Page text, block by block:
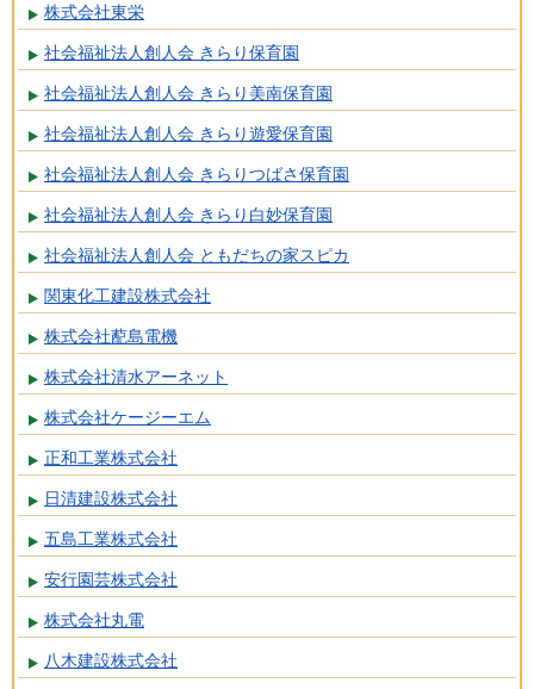
株式会社東栄
社会福祉法人創人会 きらり保育園
社会福祉法人創人会 きらり美南保育園
社会福祉法人創人会 きらり遊愛保育園
社会福祉法人創人会 きらりつばさ保育園
社会福祉法人創人会 きらり白妙保育園
社会福祉法人創人会 ともだちの家スピカ
関東化工建設株式会社
株式会社蓜島電機
株式会社清水アーネット
株式会社ケージーエム
正和工業株式会社
日清建設株式会社
五島工業株式会社
安行園芸株式会社
株式会社丸電
八木建設株式会社